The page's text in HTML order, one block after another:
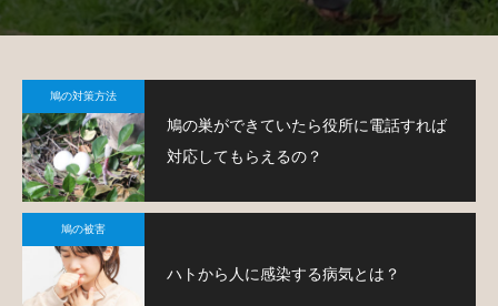
て、鳩を寄り付きにくくするという方法です。
鳩の対策方法
鳩の巣ができていたら役所に電話すれば
対応してもらえるの？
鳩の被害
ハトから人に感染する病気とは？